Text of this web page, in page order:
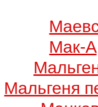
Мак-
Мальгеня